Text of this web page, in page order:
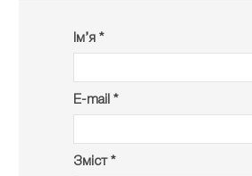
Ім’я *
E-mail *
Зміст *